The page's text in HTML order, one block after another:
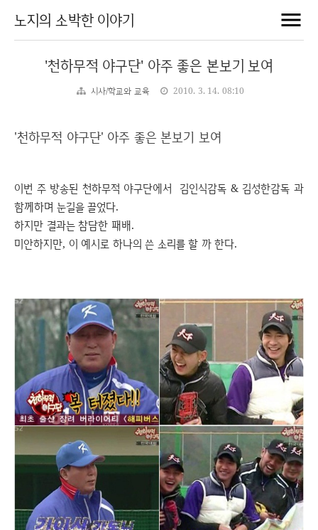
노지의 소박한 이야기
'천하무적 야구단' 아주 좋은 본보기 보여
시사/학교와 교육 2010. 3. 14. 08:10
'천하무적 야구단' 아주 좋은 본보기 보여
이번 주 방송된 천하무적 야구단에서 김인식감독 & 김성한감독 과
함께하며 눈길을 끌었다.
하지만 결과는 참담한 패배.
미안하지만, 이 예시로 하나의 쓴 소리를 할 까 한다.